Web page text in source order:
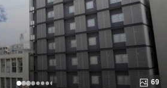
69